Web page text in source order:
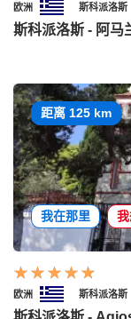
欧洲 斯科派洛斯
斯科派洛斯 - 阿马
距离 125 km
我在那里
欧洲 斯科派洛斯